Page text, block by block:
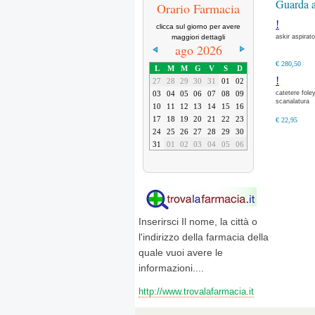
Orario Farmacia
clicca sul giorno per avere
maggiori dettagli
ago 2026
L M M G V S
D
27
28 29 30 31 01
02
03
04 05 06 07 08
09
10
11 12 13 14 15
16
17
18 19 20 21 22
23
24
25 26 27 28 29
30
31
01 02 03 04 05 06
Inserirsci Il nome, la città o
l'indirizzo della farmacia della
quale vuoi avere le
informazioni....
http://www.trovalafarmacia.it
Guarda
!
askir
€ 280,50
!
catetere
scanalatura
€ 22,95